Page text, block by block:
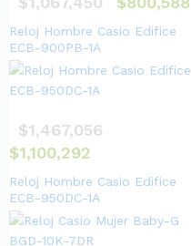
Reloj Hombre Casio Edifice
ECB-900PB-1A
$1,467,056
$1,100,292
Reloj Hombre Casio Edifice
ECB-950DC-1A